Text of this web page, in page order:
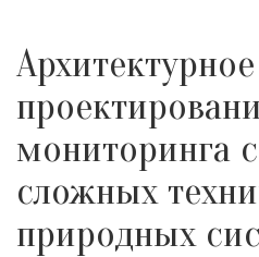
Архитектурное
мониторинга
сложных
природных